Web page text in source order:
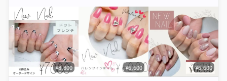
¥8,800 ¥6,600 ¥6,600